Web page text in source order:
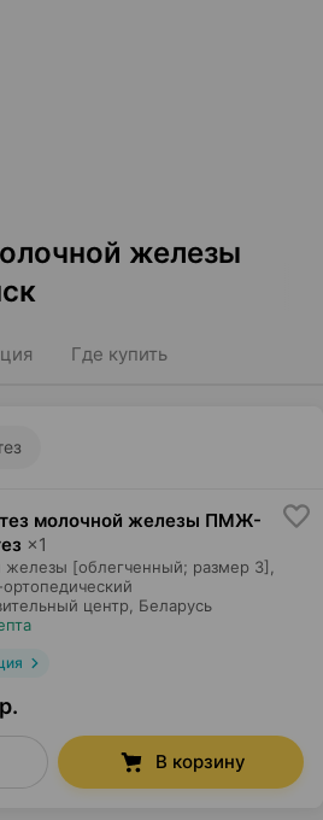
железы
Где купить
молочной железы ПМЖ-
×1
железы [облегченный; размер 3],
центр , Беларусь
В корзину